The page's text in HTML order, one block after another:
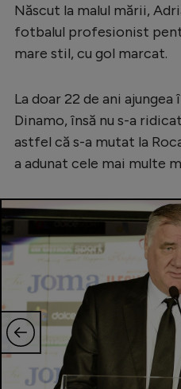
Bundesliga
Ligue 1
Starurile
EURO 2024
Clasamente
Formula 1
Născut la malul mării,
fotbalul profesionist
mare stil, cu gol marcat.
La doar 22 de ani
Dinamo, însă nu s-a
astfel că s-a mutat la
a adunat cele mai multe